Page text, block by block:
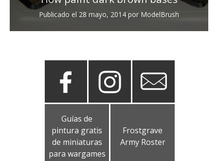
Publicado el 28 mayo, 2014 por ModelBrush
Guías de
pintura gratis
de miniaturas
para wargames
Frostgrave
Army Roster